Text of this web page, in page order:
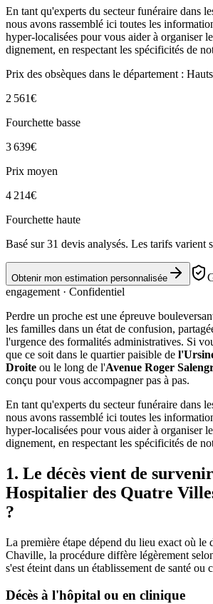
En tant qu'experts du secteur funéraire dans
nous avons rassemblé ici toutes les
hyper-localisées pour vous aider à organiser
dignement, en respectant les spécificités de
Prix des obsèques dans le département :
2 561€
Fourchette basse
3 639€
Prix moyen
4 214€
Fourchette haute
Basé sur31 devis analysés. Les tarifs varient
Obtenir mon estimation personnalisée
engagement · Confidentiel
Perdre un proche est une épreuve
les familles dans un état de confusion,
l'urgence des formalités administratives. Si
que ce soit dans le quartier paisible de
Droite ou le long de l'Avenue Roger
conçu pour vous accompagner pas à pas.
En tant qu'experts du secteur funéraire dans
nous avons rassemblé ici toutes les
hyper-localisées pour vous aider à organiser
dignement, en respectant les spécificités de
1. Le décès vient de
Hospitalier des Quatre
?
La première étape dépend du lieu exact où le
Chaville, la procédure diffère légèrement
s'est éteint dans un établissement de santé ou
Décès à l'hôpital ou en clinique